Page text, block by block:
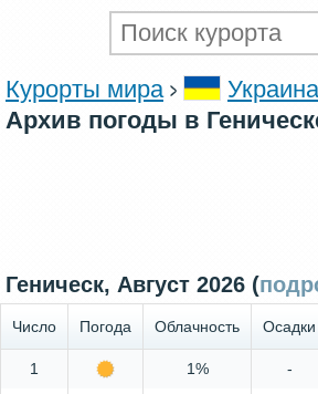
Курорты мира Украина
Архив погоды в
Геническ, Август 2026 (
Число Погода Облачность Осадки
1
1% -